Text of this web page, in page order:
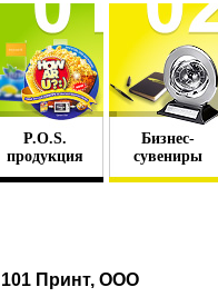
P.O.S.
продукция
Бизнес-
сувениры
101 Принт, ООО